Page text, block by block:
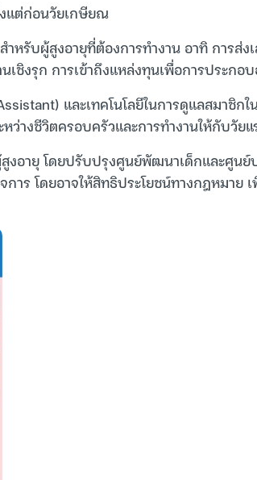
งแต่ก่อนวัยเกษียณ
ำหรับผู้สูงอายุที่ต้องการทำงาน อาทิ การส่
เชิงรุก การเข้าถึงแหล่งทุนเพื่อการประกอ
และเทคโนโลยีในการดูแลสมาชิก
ว่างชีวิตครอบครัวและการทำงานให้กับวัยแ
อายุ โดยปรับปรุงศูนย์พัฒนาเด็กและศูนย์
าร โดยอาจให้สิทธิประโยชน์ทางกฎหมาย